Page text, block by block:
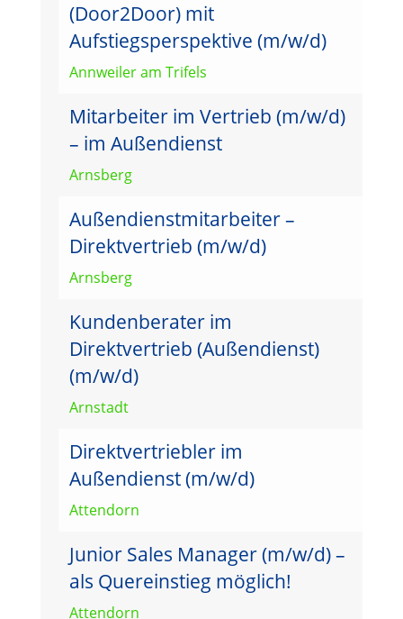
(Door2Door) mit
Aufstiegsperspektive (m/w/d)
Annweiler am Trifels
Mitarbeiter im Vertrieb (m/w/d)
– im Außendienst
Arnsberg
Außendienstmitarbeiter –
Direktvertrieb (m/w/d)
Arnsberg
Kundenberater im
Direktvertrieb (Außendienst)
(m/w/d)
Arnstadt
Direktvertriebler im
Außendienst (m/w/d)
Attendorn
Junior Sales Manager (m/w/d) –
als Quereinstieg möglich!
Attendorn